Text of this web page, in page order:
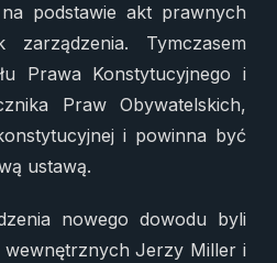
podstawie akt prawnych
Tymczasem
Prawa Konstytucyjnego i
Praw Obywatelskich,
i powinna być
ustawą.
nowego dowodu byli
Jerzy Miller i